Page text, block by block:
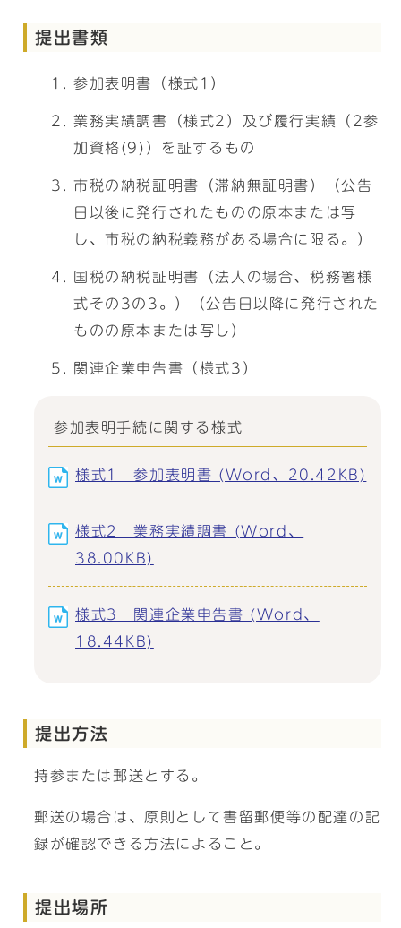
提出書類
参加表明書（様式1）
業務実績調書（様式2）及び履行実績（2参
加資格(9)）を証するもの
市税の納税証明書（滞納無証明書）（公告
日以後に発行されたものの原本または写
し、市税の納税義務がある場合に限る。）
国税の納税証明書（法人の場合、税務署様
式その3の3。）（公告日以降に発行された
ものの原本または写し）
関連企業申告書（様式3）
参加表明手続に関する様式
様式1 参加表明書 (Word、20.42KB)
様式2 業務実績調書 (Word、
38.00KB)
様式3 関連企業申告書 (Word、
18.44KB)
提出方法
持参または郵送とする。
郵送の場合は、原則として書留郵便等の配達の記
録が確認できる方法によること。
提出場所